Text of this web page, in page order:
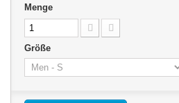
Menge
Größe